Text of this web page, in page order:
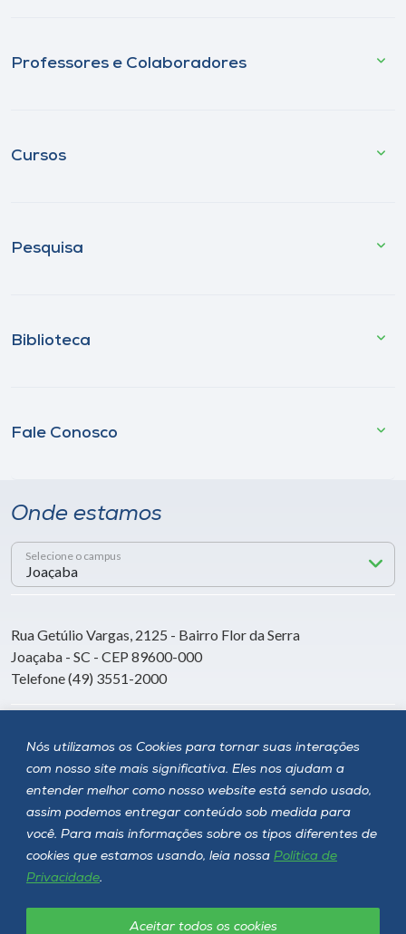
Nós utilizamos os Cookies para tornar suas interações
com nosso site mais significativa. Eles nos ajudam a
entender melhor como nosso website está sendo usado,
assim podemos entregar conteúdo sob medida para
você. Para mais informações sobre os tipos diferentes de
cookies que estamos usando, leia nossa Política de
Privacidade.
Aceitar todos os cookies
Professores e Colaboradores
Cursos
Pesquisa
Biblioteca
Fale Conosco
Onde estamos
Selecione o campus
Rua Getúlio Vargas, 2125 - Bairro Flor da Serra
Joaçaba - SC - CEP 89600-000
Telefone (49) 3551-2000
Siga a Unoesc